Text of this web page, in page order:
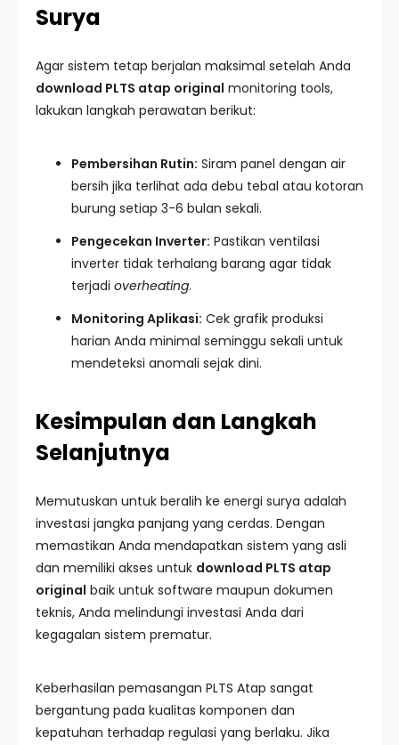
Surya
Agar sistem tetap berjalan maksimal setelah Anda
download PLTS atap original monitoring tools,
lakukan langkah perawatan berikut:
Pembersihan Rutin: Siram panel dengan air
bersih jika terlihat ada debu tebal atau kotoran
burung setiap 3-6 bulan sekali.
Pengecekan Inverter: Pastikan ventilasi
inverter tidak terhalang barang agar tidak
terjadi overheating.
Monitoring Aplikasi: Cek grafik produksi
harian Anda minimal seminggu sekali untuk
mendeteksi anomali sejak dini.
Kesimpulan dan Langkah
Selanjutnya
Memutuskan untuk beralih ke energi surya adalah
investasi jangka panjang yang cerdas. Dengan
memastikan Anda mendapatkan sistem yang asli
dan memiliki akses untuk download PLTS atap
original baik untuk software maupun dokumen
teknis, Anda melindungi investasi Anda dari
kegagalan sistem prematur.
Keberhasilan pemasangan PLTS Atap sangat
bergantung pada kualitas komponen dan
kepatuhan terhadap regulasi yang berlaku. Jika